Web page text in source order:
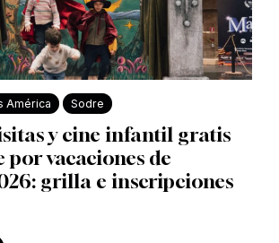
América Sodre
y cine infantil gratis
por vacaciones de
grilla e inscripciones